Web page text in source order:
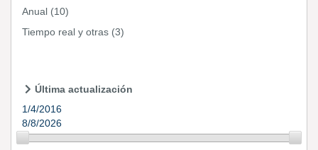
Anual (10)
Tiempo real y otras (3)
Última actualización
1/4/2016
8/8/2026